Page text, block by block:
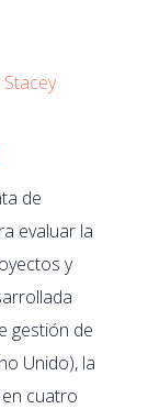
de
evaluar la
y
gestión de
Unido), la
cuatro